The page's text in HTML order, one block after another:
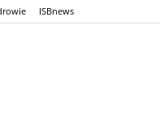
ISBnews